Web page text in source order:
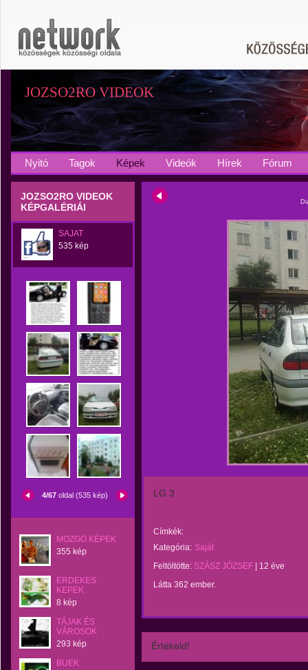
JOZSO2RO VIDEOK
Nyitó Tagok Képek Videók Hírek Fórum
JOZSO2RO VIDEOK
KÉPGALÉRIÁI
SAJAT
535 kép
4/67 oldal (535 kép)
MOZGO KÉPEK
355 kép
ERDEKES
KEPEK
8 kép
TÁJAK ÉS
VÁROSOK
293 kép
BUEK
LG 3
Címkék:
Kategória: Saját
Feltöltötte: SZÁSZ JÓZSEF
12 éve
Látta 362 ember.
Értékeld!